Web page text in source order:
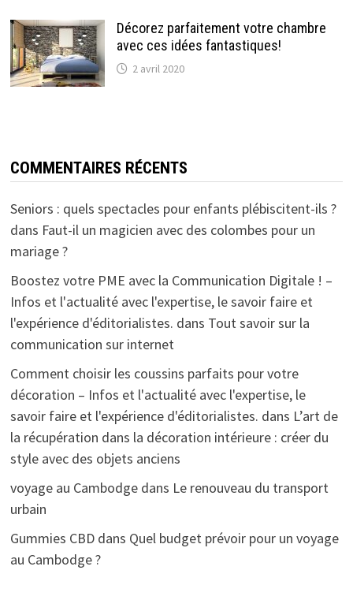
Décorez parfaitement votre chambre
avec ces idées fantastiques!
2 avril 2020
COMMENTAIRES RÉCENTS
Seniors : quels spectacles pour enfants plébiscitent-ils ?
dans Faut-il un magicien avec des colombes pour un
mariage ?
Boostez votre PME avec la Communication Digitale ! –
Infos et l'actualité avec l'expertise, le savoir faire et
l'expérience d'éditorialistes. dans Tout savoir sur la
communication sur internet
Comment choisir les coussins parfaits pour votre
décoration – Infos et l'actualité avec l'expertise, le
savoir faire et l'expérience d'éditorialistes. dans L’art de
la récupération dans la décoration intérieure : créer du
style avec des objets anciens
voyage au Cambodgedans Le renouveau du transport
urbain
Gummies CBDdans Quel budget prévoir pour un voyage
au Cambodge ?